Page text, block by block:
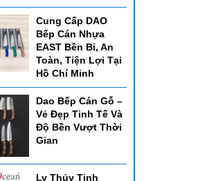
Cung Cấp DAO
Bếp Cán Nhựa
EAST Bền Bỉ, An
Toàn, Tiện Lợi Tại
Hồ Chí Minh
Dao Bếp Cán Gỗ –
Vẻ Đẹp Tinh Tế Và
Độ Bền Vượt Thời
Gian
Ly Thủy Tinh